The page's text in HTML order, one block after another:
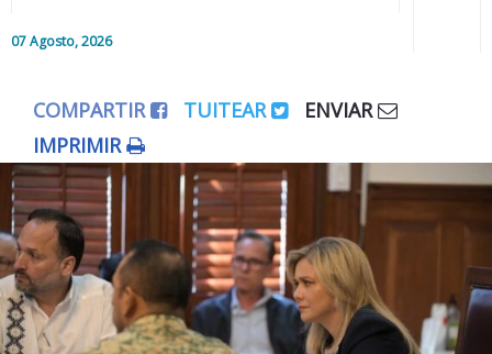
07 Agosto, 2026
Editorial
Nacional
Colaboradores
Internacional
Cultura
COMPARTIR TUITEAR
ENVIAR
IMPRIMIR